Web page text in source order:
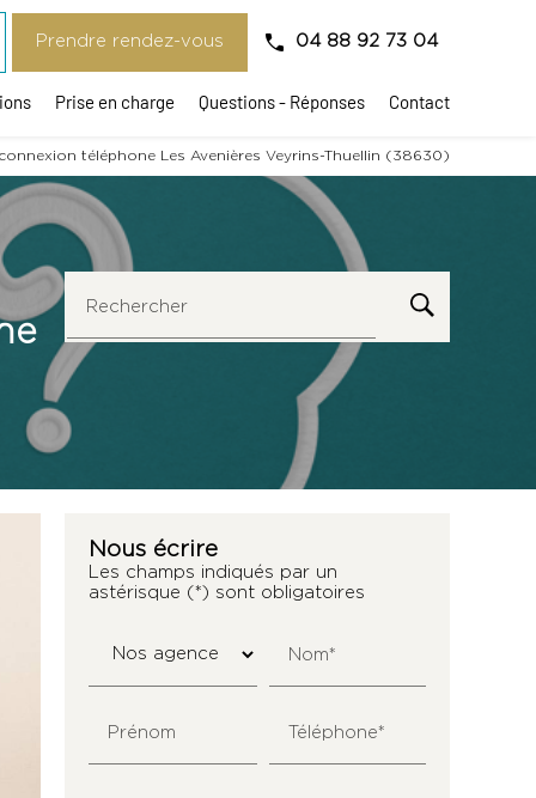
Prendre rendez-vous 04 88 92 73 04
Prise en charge Questions - Réponses Contact
téléphone Les Avenières Veyrins-Thuellin (38630)
Rechercher
Nous écrire
Les champs indiqués par un
astérisque (*) sont obligatoires
Nom*
Prénom Téléphone*